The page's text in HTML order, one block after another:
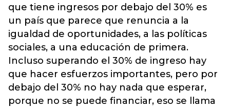
que tiene ingresos por debajo del 30% es
un país que parece que renuncia a la
igualdad de oportunidades, a las políticas
sociales, a una educación de primera.
Incluso superando el 30% de ingreso hay
que hacer esfuerzos importantes, pero por
debajo del 30% no hay nada que esperar,
porque no se puede financiar, eso se llama